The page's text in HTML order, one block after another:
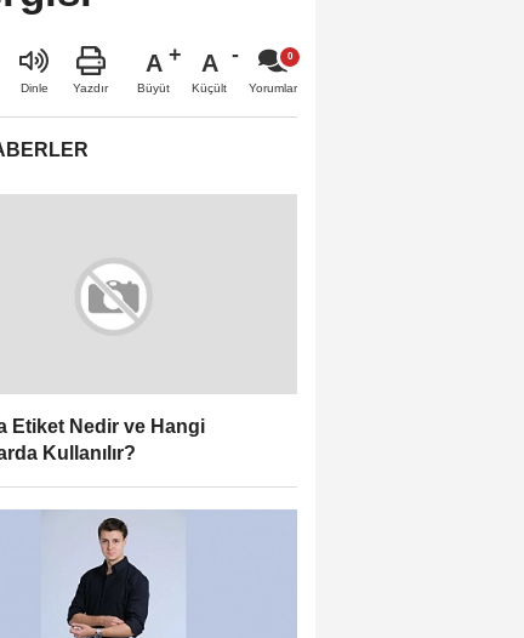
Dinle Yazdır
A
Büyüt
A
Küçült Yorumlar
Etiket Nedir ve Hangi
Kullanılır?